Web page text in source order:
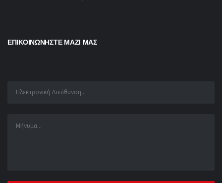
ΕΠΙΚΟΙΝΩΝΗΣΤΕ ΜΑΖΙ ΜΑΣ